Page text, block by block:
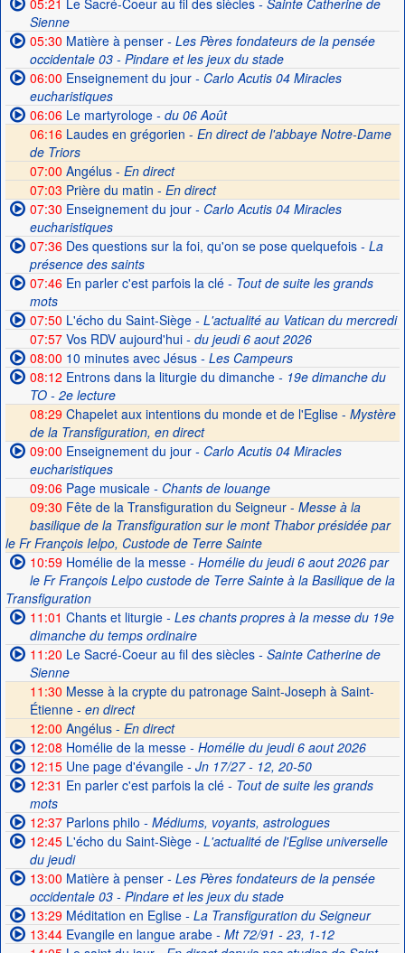
05:21 Le Sacré-Coeur au fil des siècles- Sainte Catherine de
Sienne
05:30 Matière à penser- Les Pères fondateurs de la pensée
occidentale 03 - Pindare et les jeux du stade
06:00 Enseignement du jour- Carlo Acutis 04 Miracles
eucharistiques
06:06Le martyrologe- du 06 Août
06:16 Laudes en grégorien - En direct de l'abbaye Notre-Dame
de Triors
07:00 Angélus - En direct
07:03 Prière du matin - En direct
07:30 Enseignement du jour- Carlo Acutis 04 Miracles
eucharistiques
07:36Des questions sur la foi, qu'on se pose quelquefois- La
présence des saints
07:46En parler c'est parfois la clé- Tout de suite les grands
mots
07:50 L'écho du Saint-Siège- L'actualité au Vatican du mercredi
07:57Vos RDV aujourd'hui- du jeudi 6 aout 2026
08:00 10 minutes avec Jésus- Les Campeurs
08:12 Entrons dans la liturgie du dimanche- 19e dimanche du
TO - 2e lecture
08:29 Chapelet aux intentions du monde et de l'Eglise - Mystère
de la Transfiguration, en direct
09:00 Enseignement du jour- Carlo Acutis 04 Miracles
eucharistiques
09:06Page musicale- Chants de louange
09:30 Fête de la Transfiguration du Seigneur - Messe à la
basilique de la Transfiguration sur le mont Thabor présidée par
le Fr François Ielpo, Custode de Terre Sainte
10:59Homélie de la messe- Homélie du jeudi 6 aout 2026 par
le Fr François Lelpo custode de Terre Sainte à la Basilique de la
Transfiguration
11:01 Chants et liturgie- Les chants propres à la messe du 19e
dimanche du temps ordinaire
11:20 Le Sacré-Coeur au fil des siècles- Sainte Catherine de
Sienne
11:30 Messe à la crypte du patronage Saint-Joseph à Saint-
Étienne - en direct
12:00 Angélus - En direct
12:08 Homélie de la messe- Homélie du jeudi 6 aout 2026
12:15Une page d'évangile- Jn 17/27 - 12, 20-50
12:31 En parler c'est parfois la clé- Tout de suite les grands
mots
12:37Parlons philo - Médiums, voyants, astrologues
12:45L'écho du Saint-Siège- L'actualité de l'Eglise universelle
du jeudi
13:00 Matière à penser- Les Pères fondateurs de la pensée
occidentale 03 - Pindare et les jeux du stade
13:29Méditation en Eglise- La Transfiguration du Seigneur
13:44Evangile en langue arabe- Mt 72/91 - 23, 1-12